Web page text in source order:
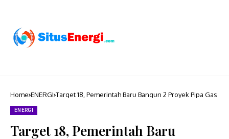
Home ENERGI Target 18, Pemerintah Baru Bangun 2 Proyek Pipa Gas
ENERGI
Target 18, Pemerintah Baru